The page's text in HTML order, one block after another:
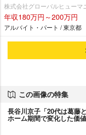
株式会社グローバルヒューマ
年収180万円～200万円
アルバイト・パート / 東京都
この画像の特集
長谷川京子「20代は葛藤
ホーム期間で変化した価